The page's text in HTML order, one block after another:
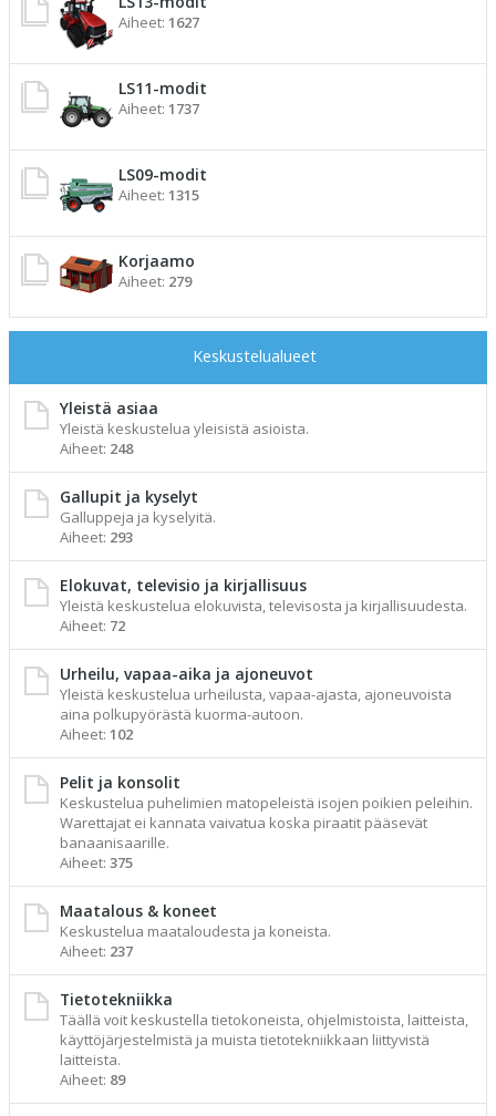
Aiheet: 1627
LS11-modit
Aiheet: 1737
LS09-modit
Aiheet: 1315
Korjaamo
Aiheet: 279
Keskustelualueet
Yleistä asiaa
Yleistä keskustelua yleisistä asioista.
Aiheet: 248
Gallupit ja kyselyt
Galluppeja ja kyselyitä.
Aiheet: 293
Elokuvat, televisio ja kirjallisuus
Yleistä keskustelua elokuvista, televisosta ja kirjallisuudesta.
Aiheet: 72
Urheilu, vapaa-aika ja ajoneuvot
Yleistä keskustelua urheilusta, vapaa-ajasta, ajoneuvoista
aina polkupyörästä kuorma-autoon.
Aiheet: 102
Pelit ja konsolit
Keskustelua puhelimien matopeleistä isojen poikien peleihin.
Warettajat ei kannata vaivatua koska piraatit pääsevät
banaanisaarille.
Aiheet: 375
Maatalous & koneet
Keskustelua maataloudesta ja koneista.
Aiheet: 237
Tietotekniikka
Täällä voit keskustella tietokoneista, ohjelmistoista, laitteista,
käyttöjärjestelmistä ja muista tietotekniikkaan liittyvistä
laitteista.
Aiheet: 89